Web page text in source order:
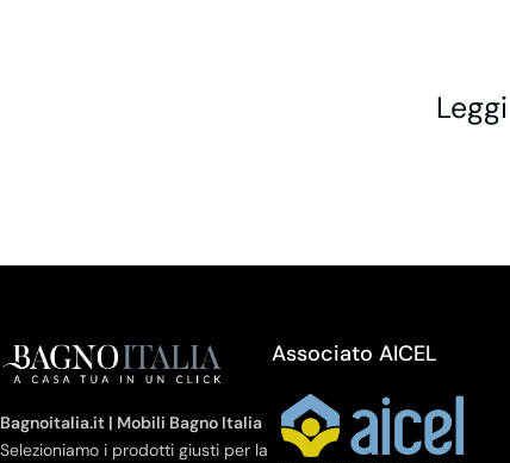
Bagnoitalia.it | Mobili Bagno Italia
Selezioniamo i prodotti giusti per la
Associato AICEL